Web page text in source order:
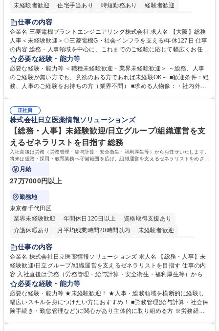
未経験者歓迎 住宅手当あり 時短勤務あり
経験者歓迎
退職金あり
駅近5分以内
土日祝休み 服装自由 寮・社宅あり 食事補助あり
仕事の内容
企業名 三菱電機プラントエンジニアリング株式会社 求人名 【大阪】総務
人事＜未経験歓迎＞◇三菱電機G・社会インフラを支える/年休127日 仕事
の内容 総務・人事領域を中心に、これまでのご経験に応じて幅広くお任せ
します。 ＜具体的には＞ ・総務/人事労務（給与・社保・勤怠管理など）
・採用・教育研修 ・福利厚生運用 など ※基本的には事務所勤務ですが、
採用や教育等の業務内容により、関西圏以外への日帰り・宿泊を伴う国内
出張もございます。 ※担当業務を持ちつつ、お互いに助け合いながら、総
必要な経験・能力等
必要な経験・能力等 ＜職種未経験歓迎・業界未経験歓迎＞ ～総務、人事
のご経験が無い方でも、意欲のある方であれば未経験OK～ ■歓迎条件：総
務、人事のご経験をお持ちの方（業界不問） ■求める人物像：・社内外の
正社員
株式会社日立医薬情報ソリューションズ
【総務・人事】未経験歓迎/日立グループ/組織運営を支
えるゼネラリストを目指す 総務
入社直後は労務（労務管理・給与計算・安全衛生・福利厚生等）からお任せいたします。
将来は総務・採用・教育業務へ守備範囲を広げ、組織運営を支えるゼネラリストをめざせ
ます。
月給
27万7000円以上
勤務地
東京都千代田区
業界未経験歓迎
年間休日120日以上
資格取得支援あり
介護休暇あり
月平均残業時間20時間以内
未経験者歓迎
住宅手当あり
育休あり
完全週休2日制 交通費支給 土日祝休み 寮・社宅あり
仕事の内容
企業名 株式会社日立医薬情報ソリューションズ 求人名 【総務・人事】未
経験歓迎/日立グループ/組織運営を支えるゼネラリストを目指す 仕事の内
容 入社直後は労務（労務管理・給与計算・安全衛生・福利厚生等）からお
任せいたします。将来は総務・採用・教育業務へ守備範囲を広げ、組織運
営を支えるゼネラリストをめざせます。 ・初期業務：労働時間管理、給与
計算、社会保険対応、福利厚生管理、安全衛生、健康経営推進等をお任せ
します。ご経験に応じて、休職者管理など、幅広く経験を積んでいただき
必要な経験・能力等
必要な経験・能力等 ★未経験歓迎！ ★人事・総務領域を横断的に経験し
幅広いスキルを身につけたい方におすすめ！ ■労務管理(給与計算・社会保
険手続き・勤怠管理など)に関心があり主体的に取り組める方 ※労務経験